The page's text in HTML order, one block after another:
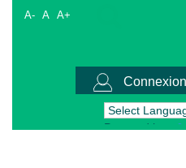
A- A A+
Powered by